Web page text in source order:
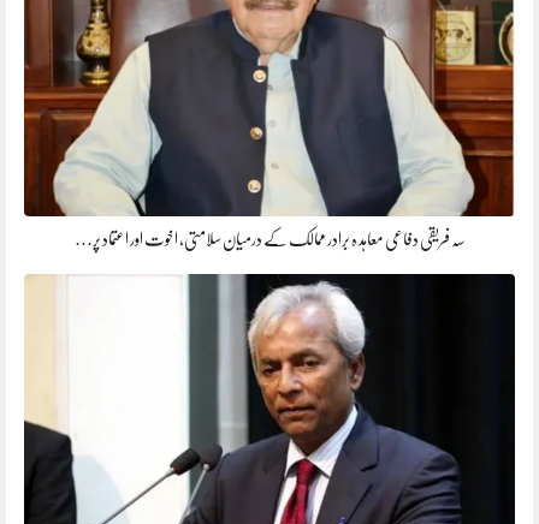
سہ فریقی دفاعی معاہد ہ برادر ممالک کے درمیان سلامتی، اخوت اور اعتماد پر…